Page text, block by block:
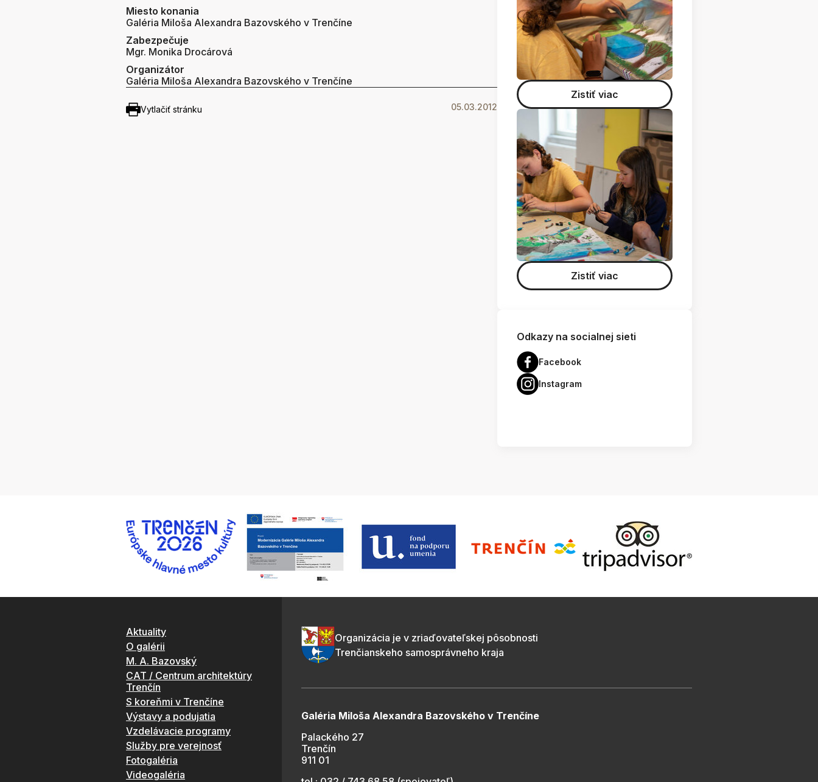
Miesto konania
Galéria Miloša Alexandra Bazovského v Trenčíne
Zabezpečuje
Mgr. Monika Drocárová
Organizátor
Galéria Miloša Alexandra Bazovského v Trenčíne
Vytlačiť stránku 05.03.2012
Zistiť viac
Zistiť viac
Odkazy na socialnej sieti
Facebook
Instagram
Aktuality
O galérii
M. A. Bazovský
CAT / Centrum architektúry
Trenčín
S koreňmi v Trenčíne
Výstavy a podujatia
Vzdelávacie programy
Služby pre verejnosť
Fotogaléria
Videogaléria
Organizácia je v zriaďovateľskej pôsobnosti
Trenčianskeho samosprávneho kraja
Galéria Miloša Alexandra Bazovského v Trenčíne
Palackého 27
Trenčín
911 01